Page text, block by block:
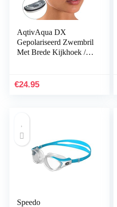
AqtivAqua DX
Gepolariseerd Zwembril
Met Brede Kijkhoek //
Indoor
€24.95
Speedo